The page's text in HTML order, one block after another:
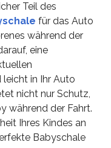
Teil des
für das Auto
während der
eine
in Ihr Auto
nicht nur Schutz,
während der Fahrt.
Ihres Kindes an
Babyschale